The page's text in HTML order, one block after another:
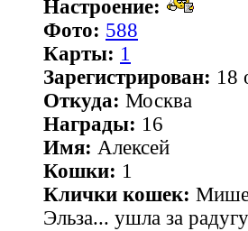
Настроение:
Фото: 588
Карты: 1
Зарегистрирован: 18
Откуда: Москва
Награды: 16
Имя: Алексей
Кошки: 1
Клички кошек:
Эльза... ушла за радугу